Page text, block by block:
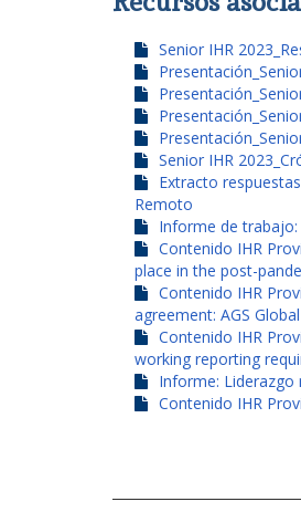
Senior IHR
Senior IHR
Extracto
Remoto
Informe de
Contenido IHR
place in the post-
Contenido IHR
agreement: AGS
Contenido IHR
working reporting
Informe:
Contenido IHR